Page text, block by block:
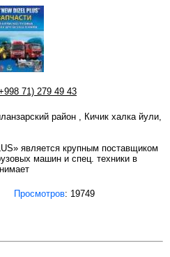
71) 279 49 43
район , Кичик халка йули,
является крупным поставщиком
машин и спец. техники в
Просмотров: 19749